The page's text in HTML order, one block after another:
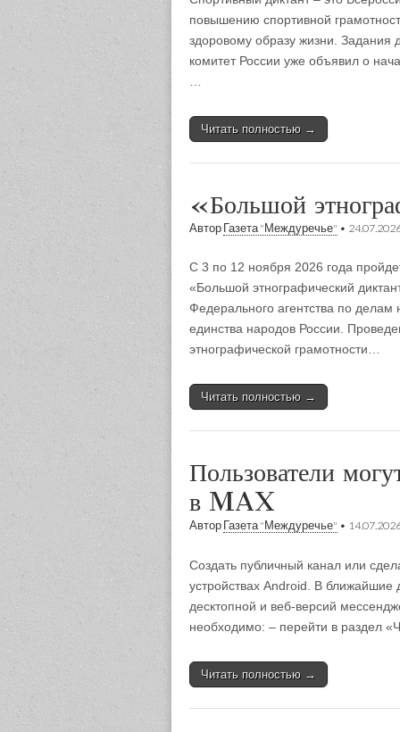
повышению спортивной
здоровому образу жизни. Задания
комитет России уже объявил о
Читать полностью →
«Большой
Автор Газета "Междуречье" •
С 3 по 12 ноября 2026 года
«Большой этнографический
Федерального агентства по
единства народов России.
этнографической грамотности…
Читать полностью →
Пользователи
в MAX
Автор Газета "Междуречье" •
Создать публичный канал или
устройствах Android. В ближайшие
десктопной и веб-версий
необходимо: – перейти в раздел
Читать полностью →